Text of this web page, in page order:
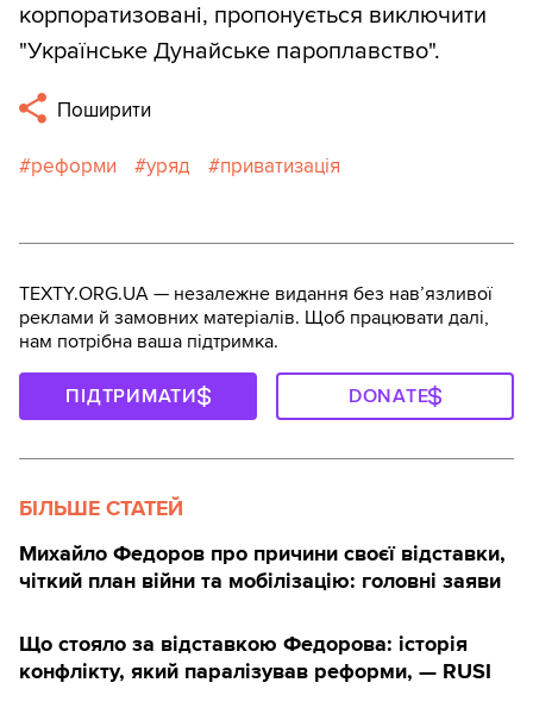
корпоратизовані, пропонується виключити
"Українське Дунайське пароплавство".
Поширити
реформи уряд приватизація
TEXTY.ORG.UA — незалежне видання без навʼязливої
реклами й замовних матеріалів. Щоб працювати далі,
нам потрібна ваша підтримка.
ПІДТРИМАТИ DONATE
БІЛЬШЕ СТАТЕЙ
Михайло Федоров про причини своєї відставки,
чіткий план війни та мобілізацію: головні заяви
Що стояло за відставкою Федорова: історія
конфлікту, який паралізував реформи, — RUSI